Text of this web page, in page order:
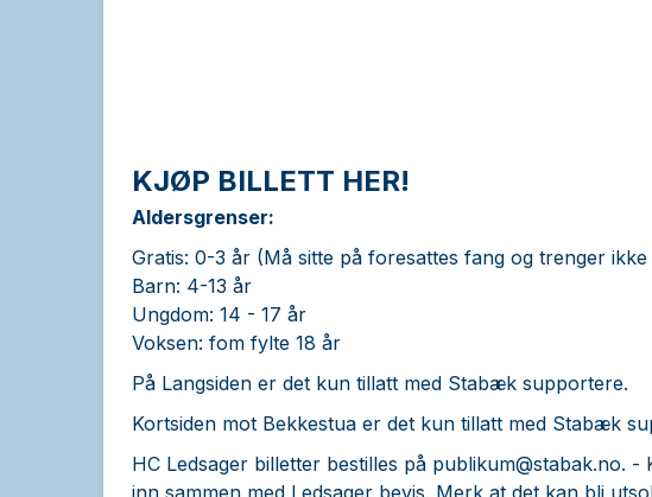
KJØP BILLETT HER!
Aldersgrenser:
Gratis: 0-3 år (Må sitte på foresattes fang og trenger ikke
Barn: 4-13 år
Ungdom: 14 - 17 år
Voksen: fom fylte 18 år
På Langsiden er det kun tillatt med Stabæk supportere.
Kortsiden mot Bekkestua er det kun tillatt med Stabæk
HC Ledsager billetter bestilles på publikum@stabak.no. -
inn sammen med Ledsager bevis. Merk at det kan bli